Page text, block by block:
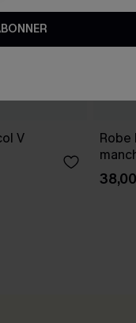
V
Robe